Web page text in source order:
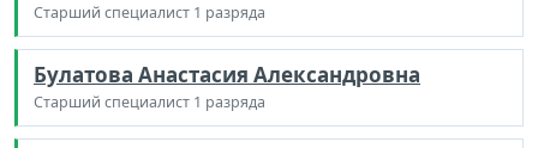
Старший специалист 1 разряда
Булатова Анастасия Александровна
Старший специалист 1 разряда